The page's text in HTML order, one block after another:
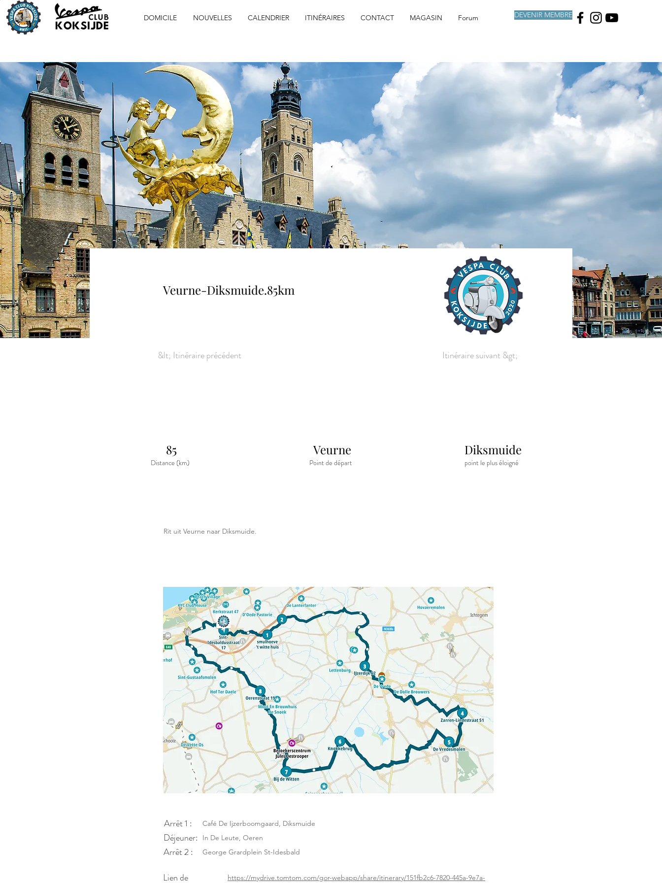
DOMICILE NOUVELLES CALENDRIER ITINÉRAIRES CONTACT MAGASIN Forum DEVENIR MEMBRE
Veurne-Diksmuide.85km
&lt; Itinéraire précédent Itinéraire suivant &gt;
Rit uit Veurne naar Diksmuide.
Arrêt 1 : Café De Ijzerboomgaard, Diksmuide
Déjeuner: In De Leute, Oeren
Arrêt 2 : George Grardplein St-Idesbald
Lien de
https://mydrive.tomtom.com/gor-webapp/share/itinerary/151fb2c6-7820-445a-9e7a-
85
Distance (km)
Veurne
Point de départ
Diksmuide
point le plus éloigné